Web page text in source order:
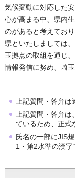
気候変動に対応した
心が高まる中、県内
のがあると考えており
県といたしましては
玉拠点の取組を通じ
情報発信に努め、埼
上記質問・答弁は
上記質問・答弁
ているため、正式
氏名の一部にJIS
1・第2水準の漢字